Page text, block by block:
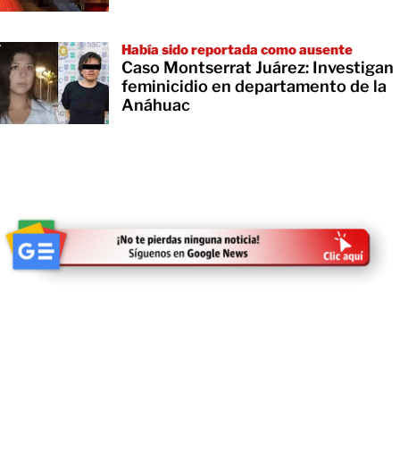
Había sido reportada como ausente
Caso Montserrat Juárez: Investigan
feminicidio en departamento de la
Anáhuac